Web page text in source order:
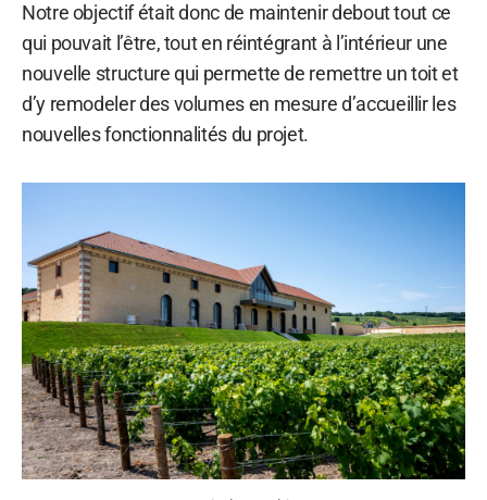
Notre objectif était donc de maintenir debout tout ce
qui pouvait l’être, tout en réintégrant à l’intérieur une
nouvelle structure qui permette de remettre un toit et
d’y remodeler des volumes en mesure d’accueillir les
nouvelles fonctionnalités du projet.